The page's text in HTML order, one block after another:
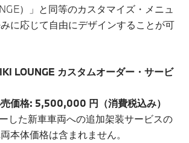
）」と同等のカスタマイズ・メニュ
に応じて自由にデザインすることが可
LOUNGE カスタムオーダー・サービ
価格: 5,500,000 円（消費税込み）
した新車車両への追加架装サービスの
本体価格は含まれません。